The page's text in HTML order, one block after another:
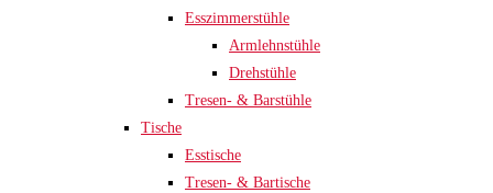
Esszimmerstühle
Armlehnstühle
Drehstühle
Tresen- & Barstühle
Tische
Esstische
Tresen- & Bartische